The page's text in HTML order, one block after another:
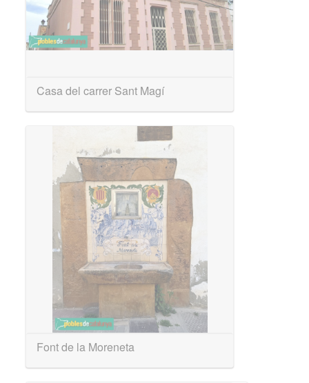
Casa del carrer Sant Magí
Font de la Moreneta